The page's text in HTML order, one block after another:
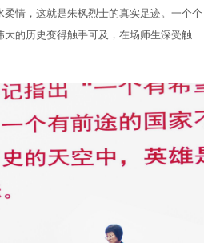
情，这就是朱枫烈士的真实足迹。一个个
的历史变得触手可及，在场师生深受触